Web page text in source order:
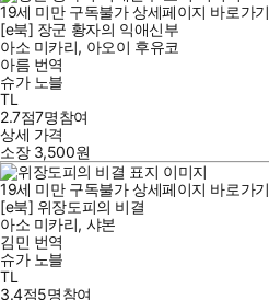
19세 미만 구독불가 상세페이지 바로가기
[e북] 장군 황자의 익애신부
아소 미카리, 아오이 후유코
아름 번역
슈가 노블
TL
2.7점7명참여
상세 가격
소장 3,500원
19세 미만 구독불가 상세페이지 바로가기
[e북] 위장도피의 비결
아소 미카리, 샤본
김민 번역
슈가 노블
TL
3.4점5명참여